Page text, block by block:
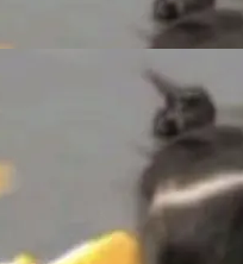
潜力，
从写代码
生的 Gra
Zero 现
此对其
<p>
筒，一头
，发出“哇
有开发者
素